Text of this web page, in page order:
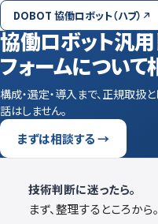
DOBOT 協働ロボット（ハブ）
協働ロボット汎用
フォームについて
構成・選定・導入まで、正規取扱
話はしません。
まずは相談する →
技術判断に迷ったら。
まず、整理するところから。